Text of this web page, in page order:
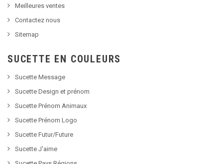
Meilleures ventes
Contactez nous
Sitemap
SUCETTE EN COULEURS
Sucette Message
Sucette Design et prénom
Sucette Prénom Animaux
Sucette Prénom Logo
Sucette Futur/Future
Sucette J'aime